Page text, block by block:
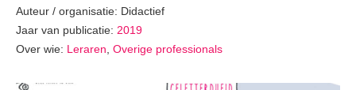
Auteur / organisatie: Didactief
Jaar van publicatie: 2019
Over wie: Leraren Overige professionals